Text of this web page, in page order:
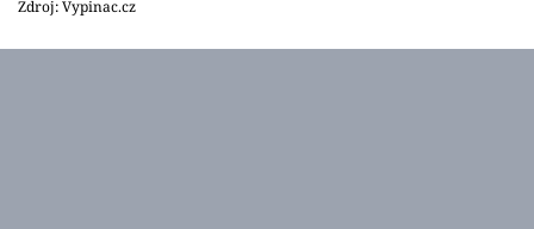
Zdroj: Vypinac.cz